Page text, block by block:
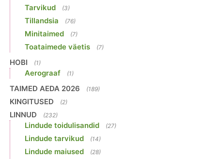
Tarvikud (3)
Tillandsia (76)
Minitaimed (7)
Toataimede väetis (7)
HOBI (1)
Aerograaf (1)
TAIMED AEDA 2026 (189)
KINGITUSED (2)
LINNUD (232)
Lindude toidulisandid (27)
Lindude tarvikud (14)
Lindude maiused (28)